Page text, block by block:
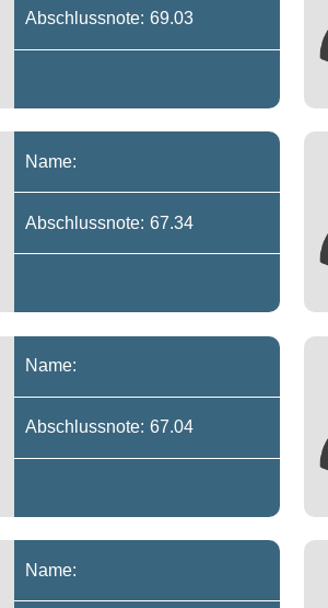
Abschlussnote: 69.03
Name:
Abschlussnote: 67.34
Name:
Abschlussnote: 67.04
Name: